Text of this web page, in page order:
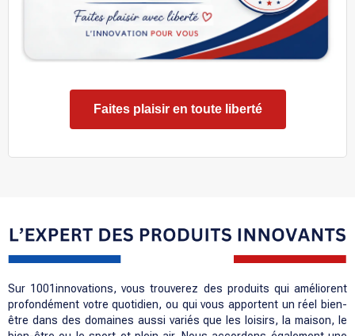
Faites plaisir en toute liberté
Sur 1001innovations, vous trouverez des produits qui améliorent
profondément votre quotidien, ou qui vous apportent un réel bien-
être dans des domaines aussi variés que les loisirs, la maison, le